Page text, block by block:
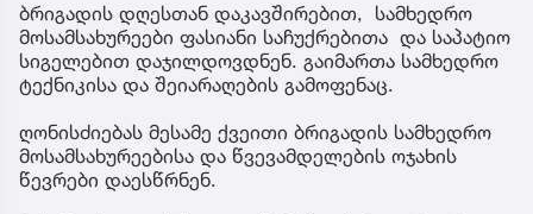
ბრიგადის დღესთან დაკავშირებით, სამხედრო
მოსამსახურეები ფასიანი საჩუქრებითა და საპატიო
სიგელებით დაჯილდოვდნენ. გაიმართა სამხედრო
ტექნიკისა და შეიარაღების გამოფენაც.
ღონისძიებას მესამე ქვეითი ბრიგადის სამხედრო
მოსამსახურეებისა და წვევამდელების ოჯახის
წევრები დაესწრნენ.